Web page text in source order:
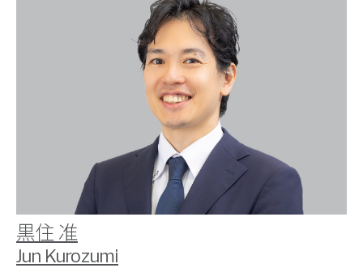
黒住 准
Jun Kurozumi